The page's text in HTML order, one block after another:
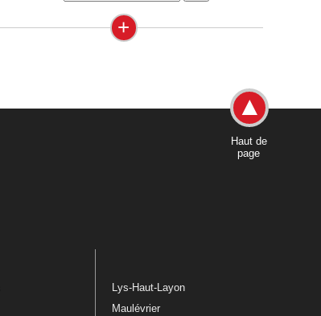
+
Haut de
page
Lys-Haut-Layon
Maulévrier